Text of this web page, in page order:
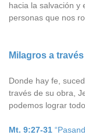
hacia la salvación y
personas que nos
Milagros a
Donde hay fe,
través de su obra,
podemos lograr
Mt. 9:27-31